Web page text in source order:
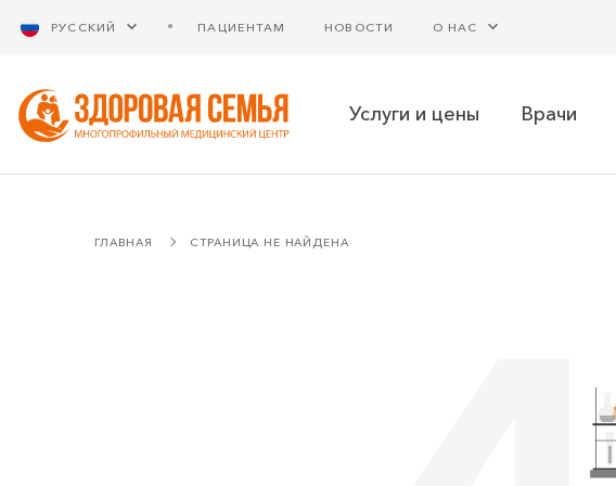
РУССКИЙ ПАЦИЕНТАМ НОВОСТИ О НАС
Услуги и цены Врачи
ГЛАВНАЯ СТРАНИЦА НЕ НАЙДЕНА